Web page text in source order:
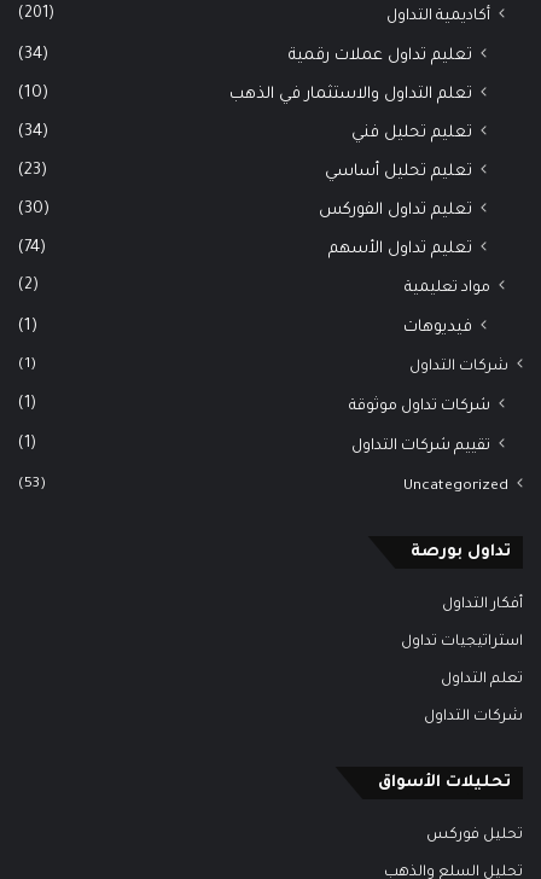
أكاديمية التداول (201)
تعليم تداول عملات رقمية (34)
تعلم التداول والاستثمار في الذهب (10)
تعليم تحليل فني (34)
تعليم تحليل أساسي (23)
تعليم تداول الفوركس (30)
تعليم تداول الأسهم (74)
مواد تعليمية (2)
فيديوهات (1)
شركات التداول (1)
شركات تداول موثوقة (1)
تقييم شركات التداول (1)
Uncategorized
(53)
تداول بورصة
أفكار التداول
استراتيجيات تداول
تعلم التداول
شركات التداول
تحليلات الأسواق
تحليل فوركس
تحليل السلع والذهب